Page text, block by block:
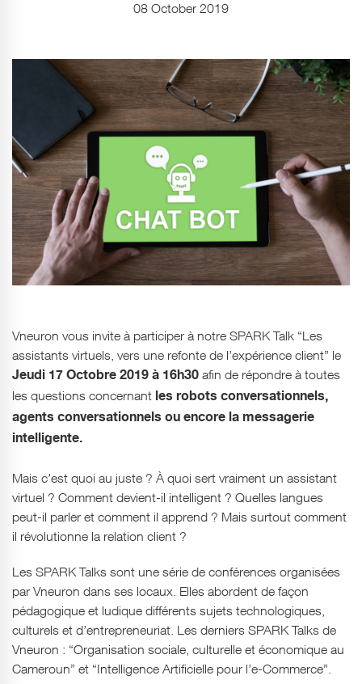
08 October 2019
Vneuron vous invite à participer à notre SPARK Talk “Les
assistants virtuels, vers une refonte de l’expérience client” le
Jeudi 17 Octobre 2019 à 16h30 afin de répondre à toutes
les questions concernant les robots conversationnels,
agents conversationnels ou encore la messagerie
intelligente.
Mais c’est quoi au juste ? À quoi sert vraiment un assistant
virtuel ? Comment devient-il intelligent ? Quelles langues
peut-il parler et comment il apprend ? Mais surtout comment
il révolutionne la relation client ?
Les SPARK Talks sont une série de conférences organisées
par Vneuron dans ses locaux. Elles abordent de façon
pédagogique et ludique différents sujets technologiques,
culturels et d’entrepreneuriat. Les derniers SPARK Talks de
Vneuron : “Organisation sociale, culturelle et économique au
Cameroun” et “Intelligence Artificielle pour l’e-Commerce”.